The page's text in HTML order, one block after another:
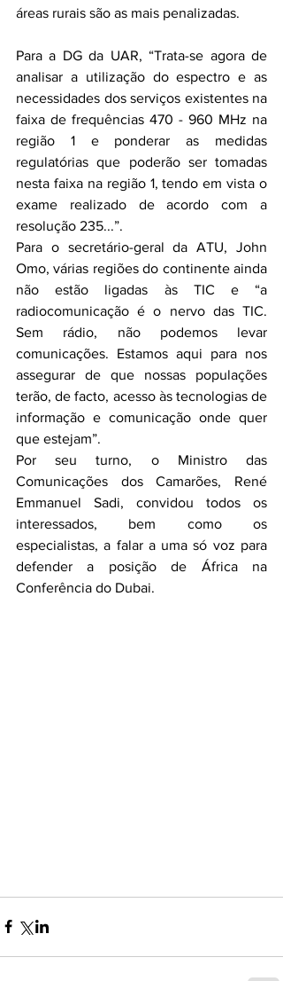
áreas rurais são as mais penalizadas.
Para a DG da UAR, “Trata-se agora de
analisar a utilização do espectro e as
necessidades dos serviços existentes na
faixa de frequências 470 - 960 MHz na
região 1 e ponderar as medidas
regulatórias que poderão ser tomadas
nesta faixa na região 1, tendo em vista o
exame realizado de acordo com a
resolução 235...”.
Para o secretário-geral da ATU, John
Omo, várias regiões do continente ainda
não estão ligadas às TIC e “a
radiocomunicação é o nervo das TIC.
Sem rádio, não podemos levar
comunicações. Estamos aqui para nos
assegurar de que nossas populações
terão, de facto, acesso às tecnologias de
informação e comunicação onde quer
que estejam”.
Por seu turno, o Ministro das
Comunicações dos Camarões, René
Emmanuel Sadi, convidou todos os
interessados, bem como os
especialistas, a falar a uma só voz para
defender a posição de África na
Conferência do Dubai.